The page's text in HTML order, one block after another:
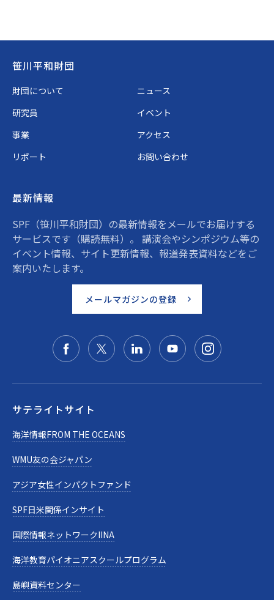
Footer
笹川平和財団
財団について
ニュース
研究員
イベント
事業
アクセス
リポート
お問い合わせ
最新情報
SPF（笹川平和財団）の最新情報をメールでお届けする
サービスです（購読無料）。 講演会やシンポジウム等の
イベント情報、サイト更新情報、報道発表資料などをご
案内いたします。
メールマガジンの登録
サテライトサイト
海洋情報FROM THE OCEANS
WMU友の会ジャパン
アジア女性インパクトファンド
SPF日米関係インサイト
国際情報ネットワークIINA
海洋教育パイオニアスクールプログラム
島嶼資料センター